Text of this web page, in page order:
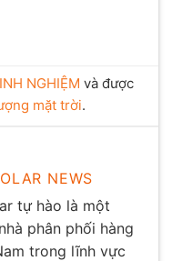
NGHIỆM và được
mặt trời.
NEWS
tự hào là một
phân phối hàng
trong lĩnh vực